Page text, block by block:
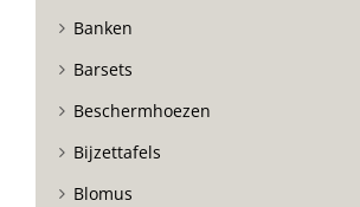
Banken
Barsets
Beschermhoezen
Bijzettafels
Blomus